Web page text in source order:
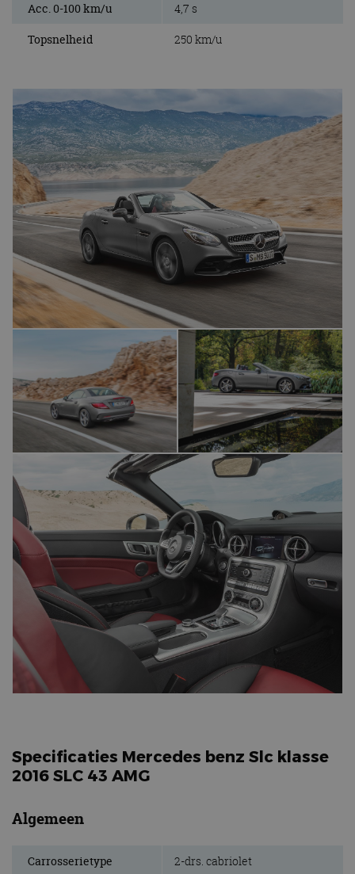
Acc. 0-100 km/u 4,7 s
Topsnelheid 250 km/u
Specificaties Mercedes benz Slc klasse
2016 SLC 43 AMG
Algemeen
Carrosserietype 2-drs. cabriolet